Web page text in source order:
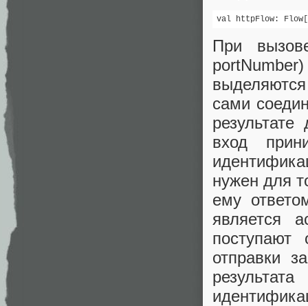
val httpFlow:
При
сами
вход
нужен для
ему
является
поступают
отправки